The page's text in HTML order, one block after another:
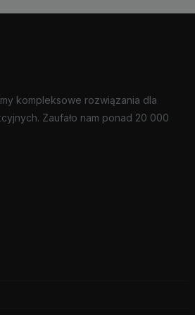
kompleksowe rozwiązania dla
Zaufało nam ponad 20 000